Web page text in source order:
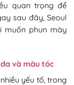
quan trọng để
sau đây, Seoul
muốn phun mày
và màu tóc
yếu tố, trong